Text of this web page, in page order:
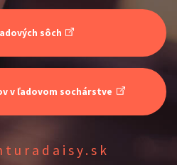
program
Lukáš Adamec
sôch
v ľadovom sochárstve